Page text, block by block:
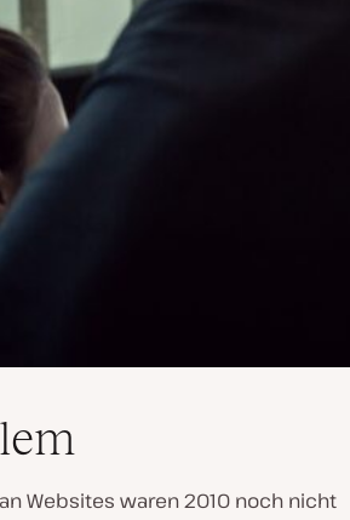
Websites waren 2010 noch nicht